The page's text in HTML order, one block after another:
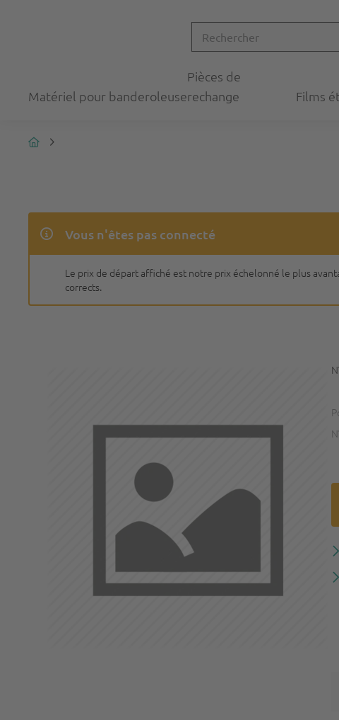
Matériel pour banderoleuse
Pièces de
rechange
Films
Vous n'êtes pas connecté
Le prix de départ affiché est notre prix échelonné le plus
corrects.